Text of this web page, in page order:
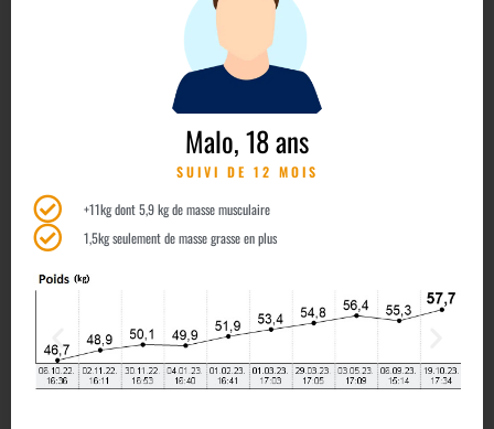
Malo, 18 ans
SUIVI DE 12 MOIS
+11kg dont 5,9 kg de masse musculaire
1,5kg seulement de masse grasse en plus